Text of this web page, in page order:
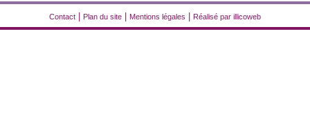
Contact Plan du site Mentions légales Réalisé par illicoweb